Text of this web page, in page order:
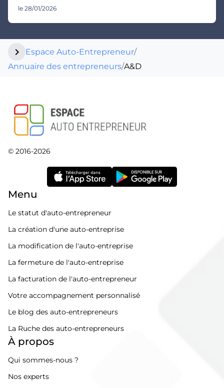
le 28/01/2026
chevron_right Espace Auto-Entrepreneur/
Annuaire des entrepreneurs/A&D
© 2016-2026
Menu
Le statut d'auto-entrepreneur
La création d'une auto-entreprise
La modification de l'auto-entreprise
La fermeture de l'auto-entreprise
La facturation de l'auto-entrepreneur
Votre accompagnement personnalisé
Le blog des auto-entrepreneurs
La Ruche des auto-entrepreneurs
À propos
Qui sommes-nous ?
Nos experts